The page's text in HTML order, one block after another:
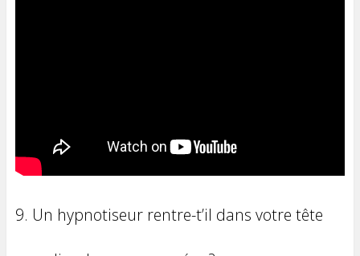
9. Un hypnotiseur rentre-t’il dans votre tête